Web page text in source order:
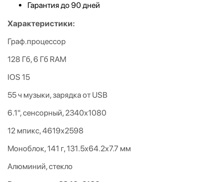
Гарантия до 90 дней
Характеристики:
Граф.процессор
128 Гб, 6 Гб RAM
IOS 15
55 ч музыки, зарядка от USB
6.1", сенсорный, 2340x1080
12 мпикс, 4619x2598
Моноблок, 141 г, 131.5x64.2x7.7 мм
Алюминий, стекло